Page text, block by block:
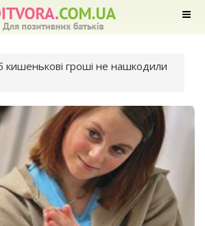
гроші не нашкодили